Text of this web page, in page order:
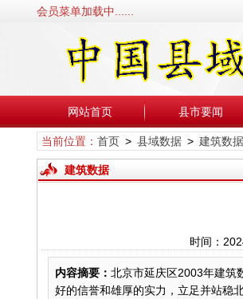
会员菜单加载中......
网站首页 县市要闻
当前位置： 首页> 县域数据> 建筑数据
建筑数据
时间：
内容摘要： 北京市延庆区2003年建筑
好的信誉和雄厚的实力，立足并站稳